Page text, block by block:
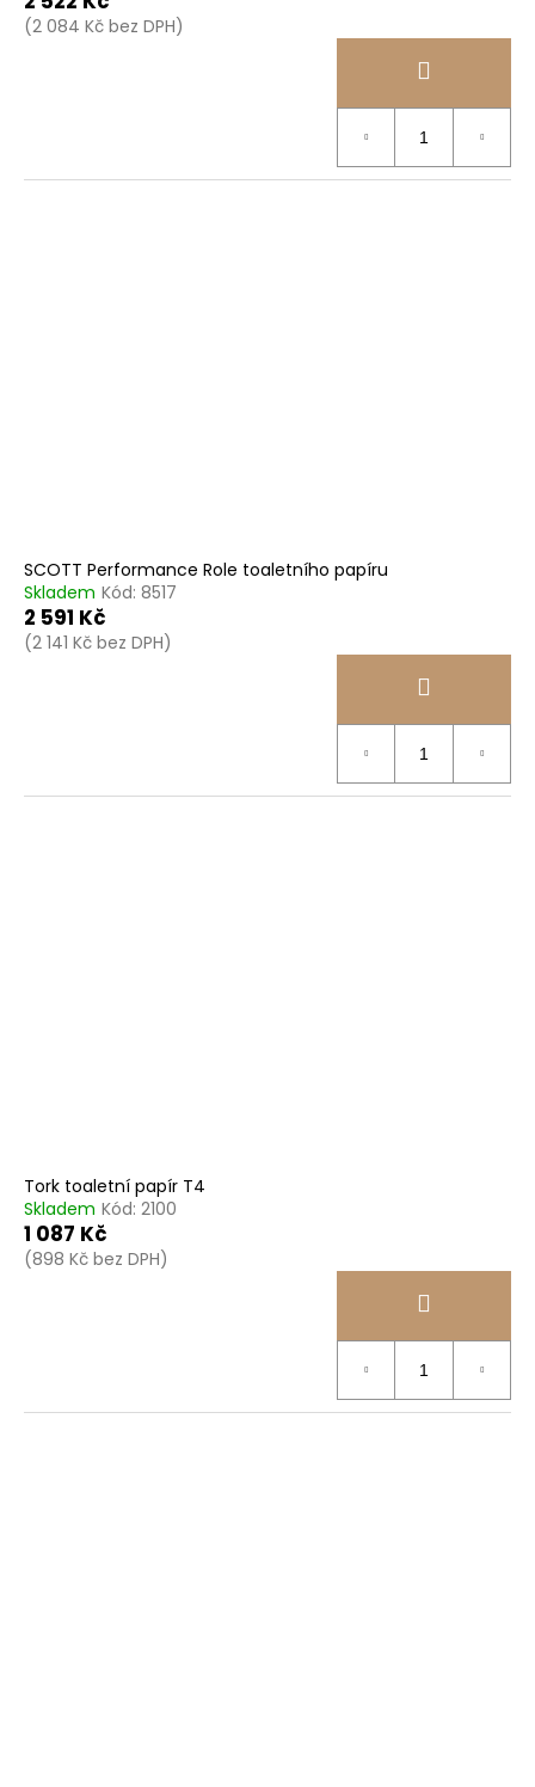
(2 084 Kč bez DPH)
SCOTT Performance Role toaletního papíru
Skladem Kód: 8517
2 591 Kč
(2 141 Kč bez DPH)
Tork toaletní papír T4
Skladem Kód: 2100
1 087 Kč
(898 Kč bez DPH)